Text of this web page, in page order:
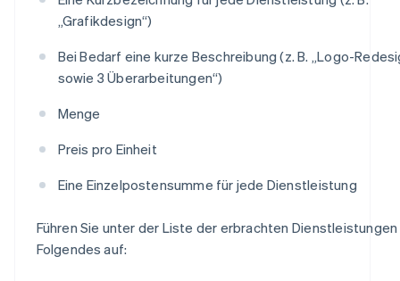
„Grafikdesign“)
Bei Bedarf eine kurze Beschreibung (z. B. „Logo-
sowie 3 Überarbeitungen“)
Menge
Preis pro Einheit
Eine Einzelpostensumme für jede Dienstleistung
Führen Sie unter der Liste der erbrachten Dienstleistungen
Folgendes auf: